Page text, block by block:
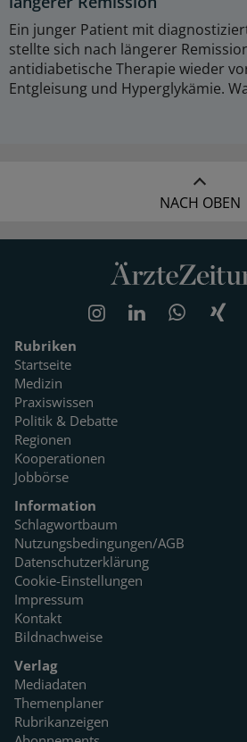
Ein junger Patient mit
stellte sich nach längerer
antidiabetische Therapie wieder
Entgleisung und Hyperglykämie.
NACH OBEN
Rubriken
Startseite
Medizin
Praxiswissen
Politik & Debatte
Regionen
Kooperationen
Jobbörse
Information
Schlagwortbaum
Nutzungsbedingungen/AGB
Datenschutzerklärung
Cookie-Einstellungen
Impressum
Kontakt
Bildnachweise
Verlag
Mediadaten
Themenplaner
Rubrikanzeigen